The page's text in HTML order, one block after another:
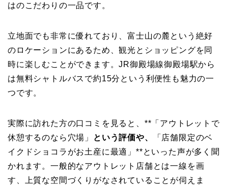
はのこだわりの一品です。
立地面でも非常に優れており、富士山の麓という絶好
のロケーションにあるため、観光とショッピングを同
時に楽しむことができます。JR御殿場線御殿場駅から
は無料シャトルバスで約15分という利便性も魅力の一
つです。
実際に訪れた方の口コミを見ると、**「アウトレットで
休憩するのなら穴場」
という評価や、
「店舗限定のベ
イクドショコラがお土産に最適」**といった声が多く聞
かれます。一般的なアウトレット店舗とは一線を画
す、上質な空間づくりがなされていることが伺えま